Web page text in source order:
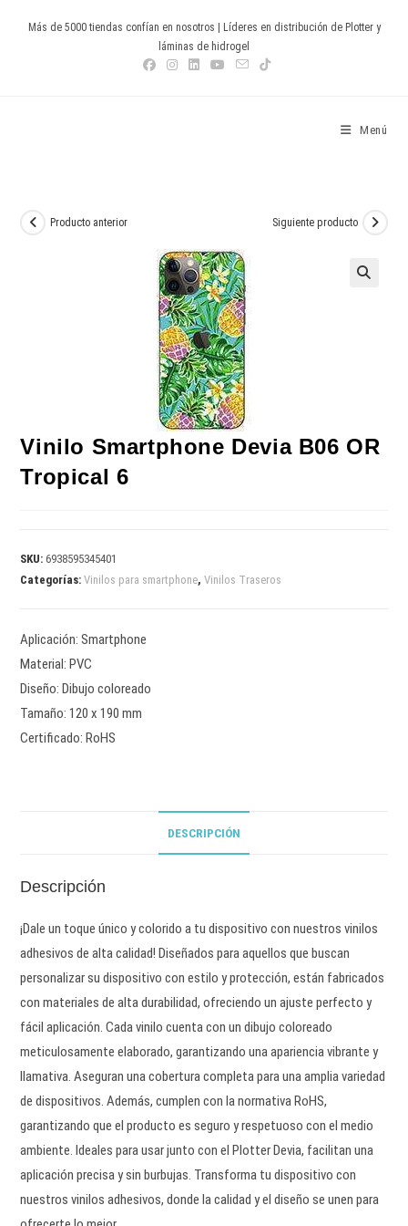
Más de 5000 tiendas confían en nosotros | Líderes en distribución de Plotter y
láminas de hidrogel
Menú
Producto anterior Siguiente producto
Vinilo Smartphone Devia B06 OR
Tropical 6
SKU:6938595345401
Categorías:Vinilos para smartphone,Vinilos Traseros
Aplicación: Smartphone
Material: PVC
Diseño: Dibujo coloreado
Tamaño: 120 x 190 mm
Certificado: RoHS
DESCRIPCIÓN
Descripción
¡Dale un toque único y colorido a tu dispositivo con nuestros vinilos
adhesivos de alta calidad! Diseñados para aquellos que buscan
personalizar su dispositivo con estilo y protección, están fabricados
con materiales de alta durabilidad, ofreciendo un ajuste perfecto y
fácil aplicación. Cada vinilo cuenta con un dibujo coloreado
meticulosamente elaborado, garantizando una apariencia vibrante y
llamativa. Aseguran una cobertura completa para una amplia variedad
de dispositivos. Además, cumplen con la normativa RoHS,
garantizando que el producto es seguro y respetuoso con el medio
ambiente. Ideales para usar junto con el Plotter Devia, facilitan una
aplicación precisa y sin burbujas. Transforma tu dispositivo con
nuestros vinilos adhesivos, donde la calidad y el diseño se unen para